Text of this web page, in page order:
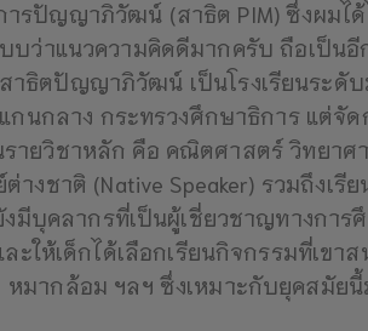
ารปัญญาภิวัฒน์ (สาธิต PIM) ซึ่งผมได้
บบว่าแนวความคิดดีมากครับ ถือเป็น
าธิตปัญญาภิวัฒน์ เป็นโรงเรียนระดั
กนกลาง กระทรวงศึกษาธิการ แต่จัด
รายวิชาหลัก คือ คณิตศาสตร์ วิทยาศ
ต่างชาติ (Native Speaker) รวมถึงเ
มีบุคลากรที่เป็นผู้เชี่ยวชาญทางการ
ะให้เด็กได้เลือกเรียนกิจกรรมที่เข
หมากล้อม ฯลฯ ซึ่งเหมาะกับยุคสมัย